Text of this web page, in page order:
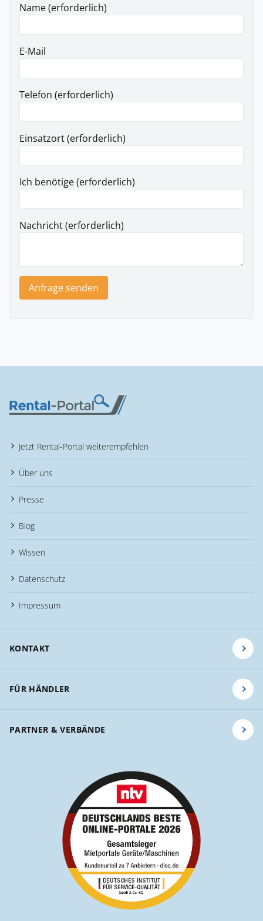
Name (erforderlich)
E-Mail
Telefon (erforderlich)
Einsatzort (erforderlich)
Ich benötige (erforderlich)
Nachricht (erforderlich)
Anfrage senden
Jetzt Rental-Portal weiterempfehlen
Über uns
Presse
Blog
Wissen
Datenschutz
Impressum
KONTAKT
FÜR HÄNDLER
PARTNER & VERBÄNDE